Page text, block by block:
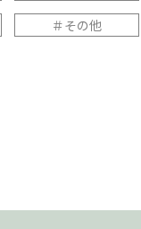
＃その他